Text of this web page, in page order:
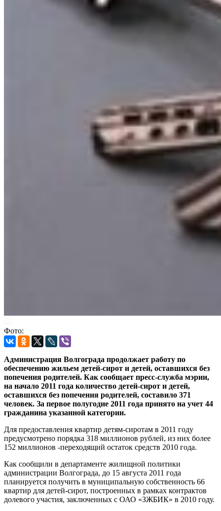
Фото:
Администрация Волгограда продолжает работу по
обеспечению жильем детей-сирот и детей, оставшихся без
попечения родителей. Как сообщает пресс-служба мэрии,
на начало 2011 года количество детей-сирот и детей,
оставшихся без попечения родителей, составило 371
человек. За первое полугодие 2011 года принято на учет 44
гражданина указанной категории.
Для предоставления квартир детям-сиротам в 2011 году
предусмотрено порядка 318 миллионов рублей, из них более
152 миллионов -переходящий остаток средств 2010 года.
Как сообщили в департаменте жилищной политики
администрации Волгограда, до 15 августа 2011 года
планируется получить в муниципальную собственность 66
квартир для детей-сирот, построенных в рамках контрактов
долевого участия, заключенных с ОАО «ЗЖБИК» в 2010 году.